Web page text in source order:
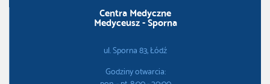
Centra Medyczne
Medyceusz - Sporna
ul. Sporna 83, Łódź
Godziny otwarcia: